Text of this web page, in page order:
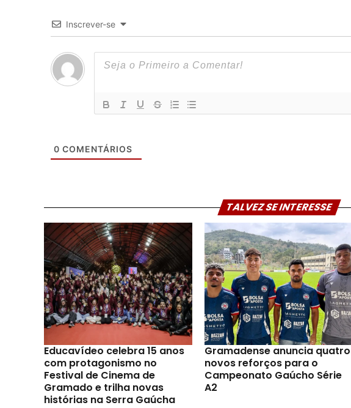
Inscrever-se
0 COMENTÁRIOS
TALVEZ SE INTERESSE
Educavídeo celebra 15 anos
com protagonismo no
Festival de Cinema de
Gramado e trilha novas
histórias na Serra Gaúcha
Gramadense anuncia quatro
novos reforços para o
Campeonato Gaúcho Série
A2